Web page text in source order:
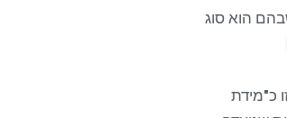
הוא סוג
כ"מידת